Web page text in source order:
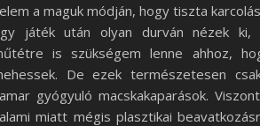
a maguk módján, hogy tiszta
játék után olyan durván nézek ki,
is szükségem lenne ahhoz,
De ezek természetesen
gyógyuló macskakaparások.
miatt mégis plasztikai